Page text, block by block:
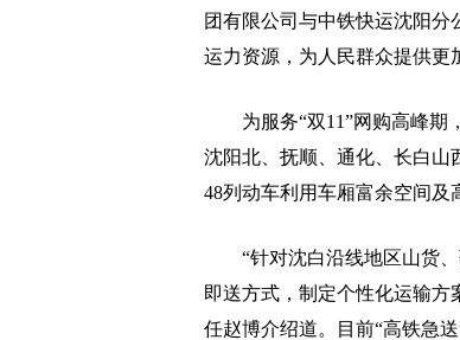
团有限公司与中铁快运沈阳
运力资源，为人民群众提供更
为服务“双11”网购高峰期
沈阳北、抚顺、通化、长白山
48列动车利用车厢富余空间及
“针对沈白沿线地区山货、
即送方式，制定个性化运输方
任赵博介绍道。目前“高铁急